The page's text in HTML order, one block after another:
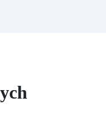
oszałamiające
nieskończone
Nasze
Cię do